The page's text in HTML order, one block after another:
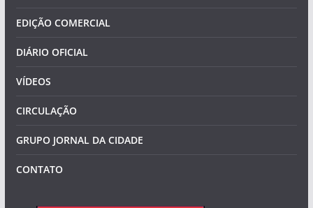
EDIÇÃO COMERCIAL
DIÁRIO OFICIAL
VÍDEOS
CIRCULAÇÃO
GRUPO JORNAL DA CIDADE
CONTATO